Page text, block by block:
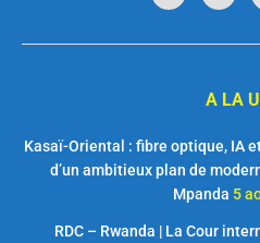
A LA
Kasaï-Oriental : fibre optique, IA
d’un ambitieux plan de
Mpanda 5
RDC – Rwanda | La Cour